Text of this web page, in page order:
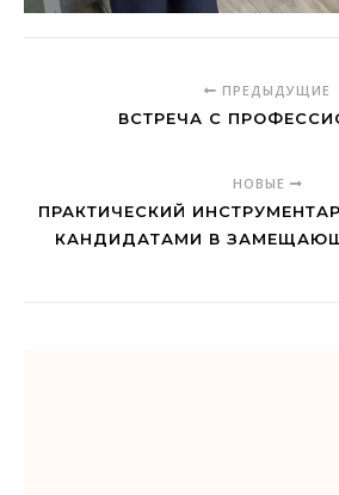
ПРЕДЫДУЩИЕ
ВСТРЕЧА С
НОВЫЕ
ПРАКТИЧЕСКИЙ
КАНДИДАТАМИ В